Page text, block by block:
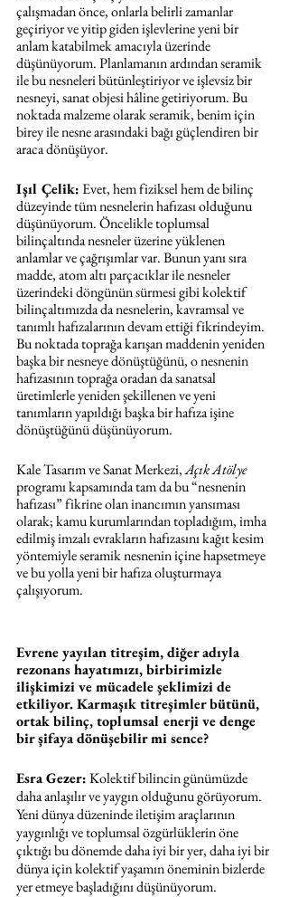
çalışmadan önce, onlarla belirli zamanlar
geçiriyor ve yitip giden işlevlerine yeni bir
anlam katabilmek amacıyla üzerinde
düşünüyorum. Planlamanın ardından seramik
ile bu nesneleri bütünleştiriyor ve işlevsiz bir
nesneyi, sanat objesi hâline getiriyorum. Bu
noktada malzeme olarak seramik, benim için
birey ile nesne arasındaki bağı güçlendiren bir
araca dönüşüyor.
Işıl Çelik: Evet, hem fiziksel hem de bilinç
düzeyinde tüm nesnelerin hafızası olduğunu
düşünüyorum. Öncelikle toplumsal
bilinçaltında nesneler üzerine yüklenen
anlamlar ve çağrışımlar var. Bunun yanı sıra
madde, atom altı parçacıklar ile nesneler
üzerindeki döngünün sürmesi gibi kolektif
bilinçaltımızda da nesnelerin, kavramsal ve
tanımlı hafızalarının devam ettiği fikrindeyim.
Bu noktada toprağa karışan maddenin yeniden
başka bir nesneye dönüştüğünü, o nesnenin
hafızasının toprağa oradan da sanatsal
üretimlerle yeniden şekillenen ve yeni
tanımların yapıldığı başka bir hafıza işine
dönüştüğünü düşünüyorum.
Kale Tasarım ve Sanat Merkezi, Açık Atölye
programı kapsamında tam da bu “nesnenin
hafızası” fikrine olan inancımın yansıması
olarak; kamu kurumlarından topladığım, imha
edilmiş imzalı evrakların hafızasını kağıt kesim
yöntemiyle seramik nesnenin içine hapsetmeye
ve bu yolla yeni bir hafıza oluşturmaya
çalışıyorum.
Evrene yayılan titreşim, diğer adıyla
rezonans hayatımızı, birbirimizle
ilişkimizi ve mücadele şeklimizi de
etkiliyor. Karmaşık titreşimler bütünü,
ortak bilinç, toplumsal enerji ve denge
bir şifaya dönüşebilir mi sence?
Esra Gezer: Kolektif bilincin günümüzde
daha anlaşılır ve yaygın olduğunu görüyorum.
Yeni dünya düzeninde iletişim araçlarının
yaygınlığı ve toplumsal özgürlüklerin öne
çıktığı bu dönemde daha iyi bir yer, daha iyi bir
dünya için kolektif yaşamın öneminin bizlerde
yer etmeye başladığını düşünüyorum.